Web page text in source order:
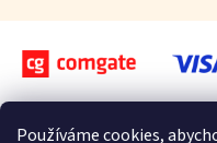
Používáme cookies,